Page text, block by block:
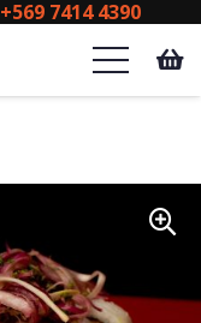
+569 7414 4390